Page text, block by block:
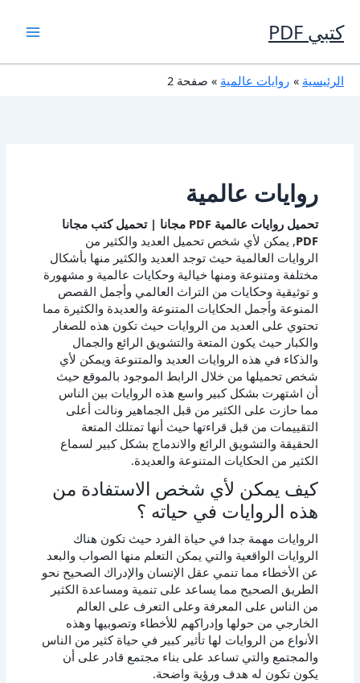
إلى
المحتوى
كتبي PDF
الرئيسية روايات عالمية صفحة 2
روايات عالمية
تحميل روايات عالمية PDF مجانا | تحميل كتب مجانا
PDF, يمكن لأي شخص تحميل العديد والكثير من
الروايات العالمية حيث توجد العديد والكثير منها بأشكال
مختلفة ومتنوعة ومنها خيالية وحكايات عالمية و مشهورة
و توثيقية وحكايات من التراث العالمي وأجمل القصص
المنوعة وأجمل الحكايات المتنوعة والعديدة والكثيرة مما
تحتوي على العديد من الروايات حيث تكون هذه للصغار
والكبار حيث يكون المتعة والتشويق الرائع والجمال
والذكاء في هذه الروايات العديد والمتنوعة ويمكن لأي
شخص تحميلها من خلال الرابط الموجود بالموقع حيث
أن اشتهرت بشكل كبير واسع هذه الروايات بين الناس
مما حازت على الكثير من قبل الجماهير ونالت أعلى
التقييمات من قبل قراءتها حيث أنها تمتلك المتعة
الحقيقة والتشويق الرائع والاندماج بشكل كبير لسماع
الكثير من الحكايات المتنوعة والعديدة.
كيف يمكن لأي شخص الاستفادة من
هذه الروايات في حياته ؟
الروايات مهمة جدا في حياة الفرد حيث تكون هناك
الروايات الواقعية والتي يمكن التعلم منها الصواب والبعد
عن الأخطاء مما تنمي عقل الإنسان والإدراك الصحيح نحو
الطريق الصحيح مما يساعد على تنمية ومساعدة الكثير
من الناس على المعرفة وعلى التعرف على العالم
الخارجي من حولها وإدراكهم للأخطاء وتصوبيها وهذه
الأنواع من الروايات لها تأثير كبير في حياة كثير من الناس
والمجتمع والتي تساعد على بناء مجتمع قادر على أن
يكون تكون له هدف ورؤية واضحة.